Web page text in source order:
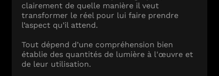
clairement de quelle manière il veut
transformer le réel pour lui faire prendre
l’aspect qu’il attend.
Tout dépend d’une compréhension bien
établie des quantités de lumière à l'œuvre et
de leur utilisation.